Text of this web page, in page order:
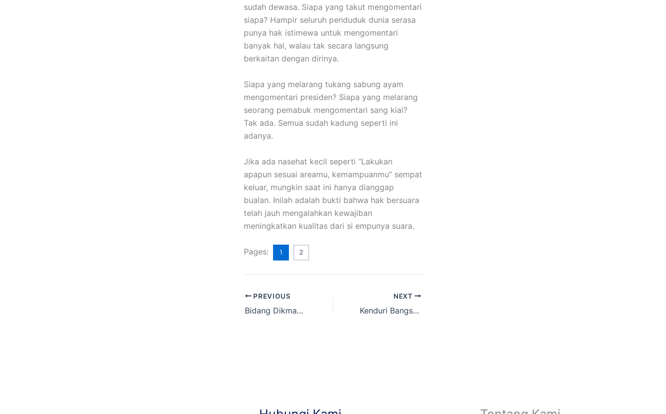
sudah dewasa. Siapa yang takut mengomentari
siapa? Hampir seluruh penduduk dunia serasa
punya hak istimewa untuk mengomentari
banyak hal, walau tak secara langsung
berkaitan dengan dirinya.
Siapa yang melarang tukang sabung ayam
mengomentari presiden? Siapa yang melarang
seorang pemabuk mengomentari sang kiai?
Tak ada. Semua sudah kadung seperti ini
adanya.
Jika ada nasehat kecil seperti “Lakukan
apapun sesuai areamu, kemampuanmu” sempat
keluar, mungkin saat ini hanya dianggap
bualan. Inilah adalah bukti bahwa hak bersuara
telah jauh mengalahkan kewajiban
meningkatkan kualitas dari si empunya suara.
Pages: 1 2
PREVIOUS
Bidang Dikmas, Dinas Pendidikan Banyuwangi Gelar Nobar Keliling Rumah Baca
NEXT
Kenduri Bangsa Gerakkan Pemuda Olah Botol Plastik Jadi Produk Bernilai